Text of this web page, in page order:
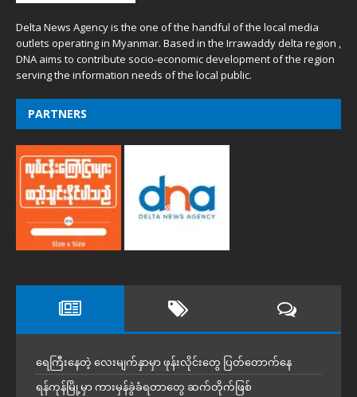
Delta News Agency is the one of the handful of the local media
outlets operating in Myanmar. Based in the Irrawaddy delta region ,
DNA aims to contribute socio-economic development of the region
serving the information needs of the local public.
PARTNERS
ရေကြီးနေတဲ့ လေးမျက်နှာမှာ ဖုန်းလိုင်းတွေ ပြတ်တောက်နေ
ရန်ကုန်မြို့မှာ ကားမှန်ခွဲခံရတာတွေ ဆက်တိုက်ဖြစ်